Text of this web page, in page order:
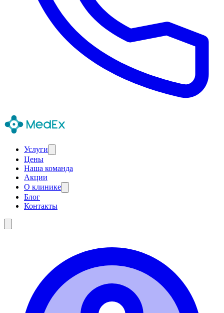
Услуги
Цены
Наша команда
Акции
О клинике
Блог
Контакты